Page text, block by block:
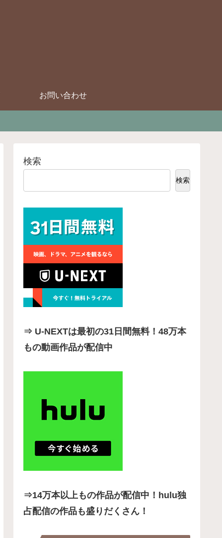
お問い合わせ
検索
検索
⇒ U-NEXTは最初の31日間無料！48万本
もの動画作品が配信中
⇒14万本以上もの作品が配信中！hulu独
占配信の作品も盛りだくさん！